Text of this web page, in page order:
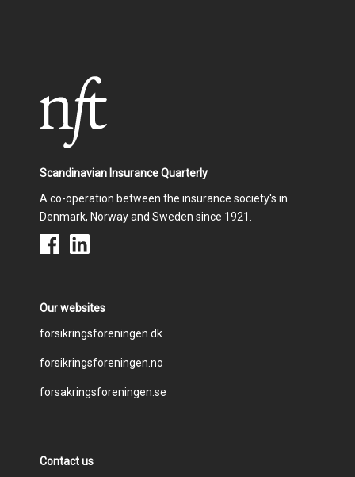
Scandinavian Insurance Quarterly
A co-operation between the insurance society's in
Denmark, Norway and Sweden since 1921.
Our websites
Footer
menu
forsikringsforeningen.dk
forsikringsforeningen.no
forsakringsforeningen.se
Contact us